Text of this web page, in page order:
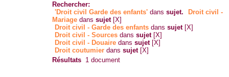
Rechercher:
'Droit civil Garde des enfants' danssujet.
Droit civil -
Mariage danssujet [X]
Droit civil - Garde des enfants danssujet [X]
Droit civil - Sources danssujet [X]
Droit civil - Douaire danssujet [X]
Droit coutumier danssujet [X]
Résultats 1 document